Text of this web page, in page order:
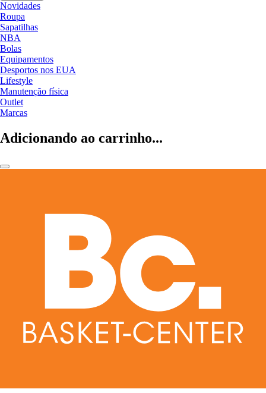
Novidades
Roupa
Sapatilhas
NBA
Bolas
Equipamentos
Desportos nos EUA
Lifestyle
Manutenção física
Outlet
Marcas
Adicionando ao carrinho...